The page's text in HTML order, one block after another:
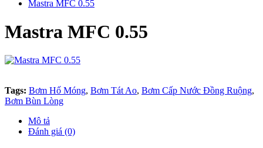
Mastra MFC 0.55
Mastra MFC 0.55
Tags: Bơm Hố Móng, Bơm Tát Ao, Bơm Cấp Nước Đồng Ruộng,
Bơm Bùn Lòng
Mô tả
Đánh giá (0)